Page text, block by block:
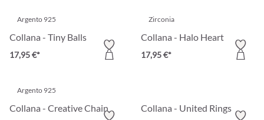
Argento 925
Collana - Tiny Balls
17,95 €*
Zirconia
Collana - Halo Heart
17,95 €*
Argento 925
Collana - Creative Chain Collana - United Rings